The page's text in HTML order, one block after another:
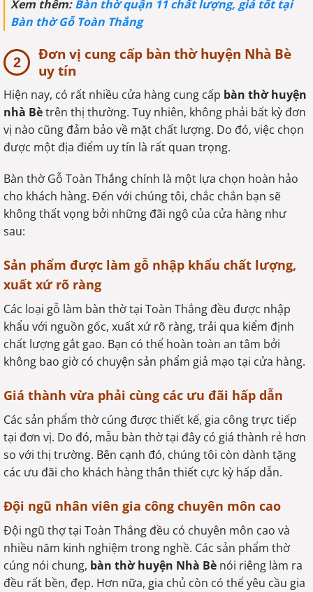
Xem thêm:Bàn thờ quận 11 chất lượng, giá tốt tại
Bàn thờ Gỗ Toàn Thắng
Đơn vị cung cấp bàn thờ huyện Nhà Bè
uy tín
Hiện nay, có rất nhiều cửa hàng cung cấp bàn thờ huyện
nhà Bètrên thị thường. Tuy nhiên, không phải bất kỳ đơn
vị nào cũng đảm bảo về mặt chất lượng. Do đó, việc chọn
được một địa điểm uy tín là rất quan trọng.
Bàn thờ Gỗ Toàn Thắng chính là một lựa chọn hoàn hảo
cho khách hàng. Đến với chúng tôi, chắc chắn bạn sẽ
không thất vọng bởi những đãi ngộ của cửa hàng như
sau:
Sản phẩm được làm gỗ nhập khẩu chất lượng,
xuất xứ rõ ràng
Các loại gỗ làm bàn thờ tại Toàn Thắng đều được nhập
khẩu với nguồn gốc, xuất xứ rõ ràng, trải qua kiểm định
chất lượng gắt gao. Bạn có thể hoàn toàn an tâm bởi
không bao giờ có chuyện sản phẩm giả mạo tại cửa hàng.
Giá thành vừa phải cùng các ưu đãi hấp dẫn
Các sản phẩm thờ cúng được thiết kế, gia công trực tiếp
tại đơn vị. Do đó, mẫu bàn thờ tại đây có giá thành rẻ hơn
so với thị trường. Bên cạnh đó, chúng tôi còn dành tặng
các ưu đãi cho khách hàng thân thiết cực kỳ hấp dẫn.
Đội ngũ nhân viên gia công chuyên môn cao
Đội ngũ thợ tại Toàn Thắng đều có chuyên môn cao và
nhiều năm kinh nghiệm trong nghề. Các sản phẩm thờ
cúng nói chung, bàn thờ huyện Nhà Bè nói riêng làm ra
đều rất bền, đẹp. Hơn nữa, gia chủ còn có thể yêu cầu gia